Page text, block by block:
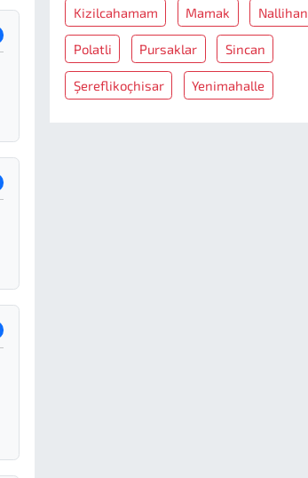
Kizilcahamam Mamak Nallihan
Polatli Pursaklar Sincan
Şereflikoçhisar Yenimahalle